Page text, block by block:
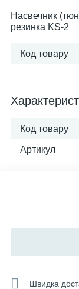
Насвечник
резинка KS-2
Код товару
Код товару
Артикул
Швидка